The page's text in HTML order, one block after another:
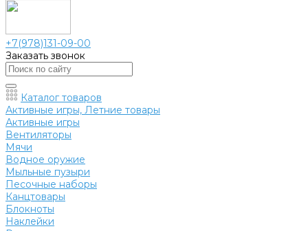
+7(978)131-09-00
Заказать звонок
Каталог товаров
Активные игры, Летние товары
Активные игры
Вентиляторы
Мячи
Водное оружие
Мыльные пузыри
Песочные наборы
Канцтовары
Блокноты
Наклейки